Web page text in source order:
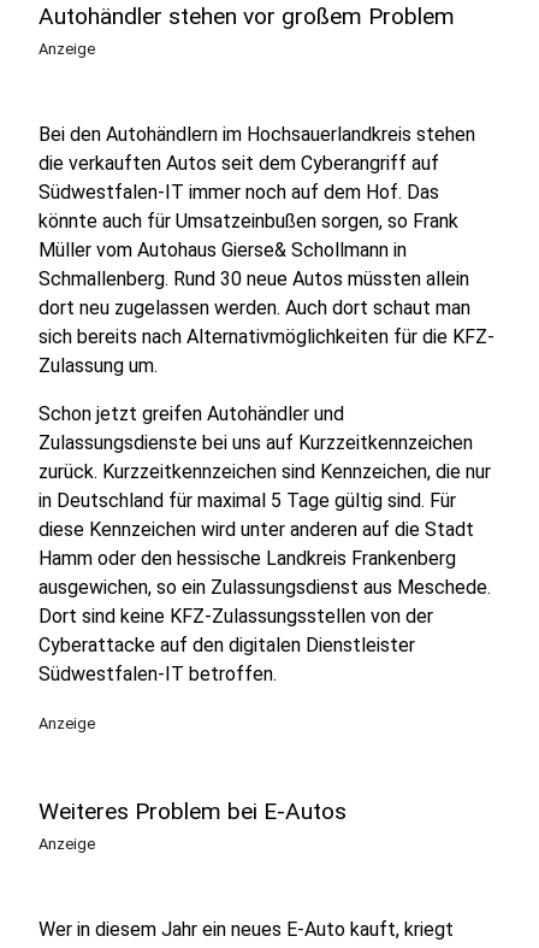
Autohändler stehen vor großem Problem
Anzeige
Bei den Autohändlern im Hochsauerlandkreis stehen
die verkauften Autos seit dem Cyberangriff auf
Südwestfalen-IT immer noch auf dem Hof. Das
könnte auch für Umsatzeinbußen sorgen, so Frank
Müller vom Autohaus Gierse& Schollmann in
Schmallenberg. Rund 30 neue Autos müssten allein
dort neu zugelassen werden. Auch dort schaut man
sich bereits nach Alternativmöglichkeiten für die KFZ-
Zulassung um.
Schon jetzt greifen Autohändler und
Zulassungsdienste bei uns auf Kurzzeitkennzeichen
zurück. Kurzzeitkennzeichen sind Kennzeichen, die nur
in Deutschland für maximal 5 Tage gültig sind. Für
diese Kennzeichen wird unter anderen auf die Stadt
Hamm oder den hessische Landkreis Frankenberg
ausgewichen, so ein Zulassungsdienst aus Meschede.
Dort sind keine KFZ-Zulassungsstellen von der
Cyberattacke auf den digitalen Dienstleister
Südwestfalen-IT betroffen.
Anzeige
Weiteres Problem bei E-Autos
Anzeige
Wer in diesem Jahr ein neues E-Auto kauft, kriegt